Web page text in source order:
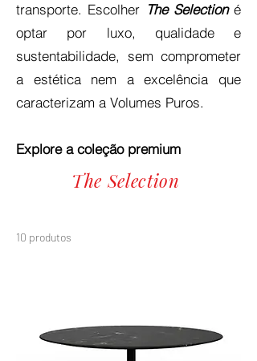
transporte. Escolher The Selectioné
optar por luxo, qualidade e
sustentabilidade, sem comprometer
a estética nem a excelência que
caracterizam a Volumes Puros.
Explore a coleção premium
The Selection
10 produtos